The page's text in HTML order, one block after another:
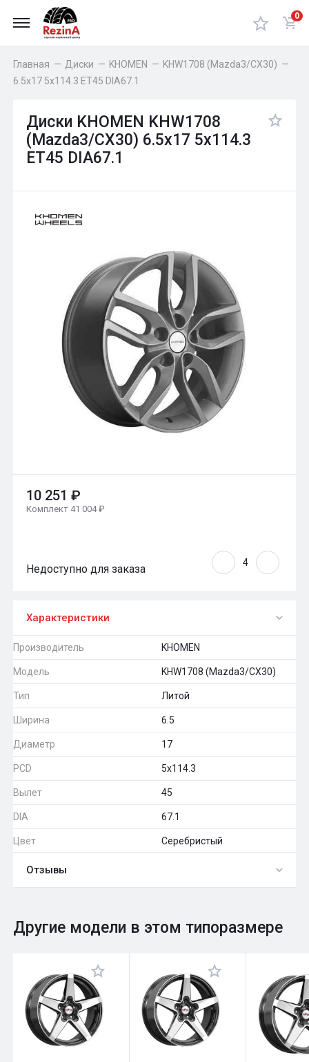
0
Главная — Диски — KHOMEN — KHW1708 (Mazda3/CX30) —
6.5x17 5x114.3 ET45 DIA67.1
Диски KHOMEN KHW1708
(Mazda3/CX30) 6.5x17 5x114.3
ET45 DIA67.1
10 251 ₽
Комплект 41 004 ₽
Недоступно для заказа
Характеристики
Производитель KHOMEN
Модель KHW1708 (Mazda3/CX30)
Тип Литой
Ширина 6.5
Диаметр 17
PCD 5x114.3
Вылет 45
DIA 67.1
Цвет Серебристый
Отзывы
Оставить отзыв
Общий рейтинг 0
Другие модели в этом типоразмере